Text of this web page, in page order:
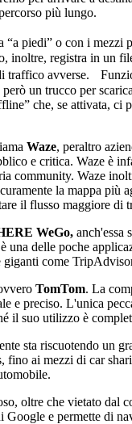
più lungo.
piedi” o con i
inoltre, registra in un
avverse.
un trucco per
che, se attivata,
Waze, peraltro
e critica. Waze è
community. Waze
la mappa
il flusso maggiore
WeGo, anch'essa
una delle poche
come
TomTom. La
e preciso. L'unica
il suo utilizzo è
sta riscuotendo un
ai mezzi di car
oltre che vietato dal
e permette di